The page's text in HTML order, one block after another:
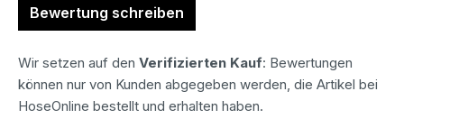
Bewertung schreiben
Wir setzen auf den Verifizierten Kauf: Bewertungen
können nur von Kunden abgegeben werden, die Artikel bei
HoseOnline bestellt und erhalten haben.